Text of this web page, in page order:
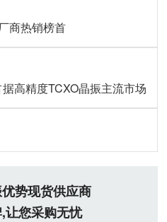
商热销榜首
高精度TCXO晶振主流市场
势现货供应商
让您采购无忧